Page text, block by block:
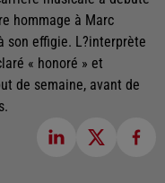
hommage à Marc
son effigie. L?interprète
« honoré » et
de semaine, avant de